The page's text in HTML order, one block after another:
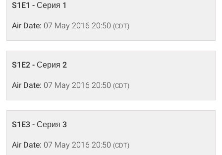
S1E1 - Серия 1
Air Date: 07 May 2016 20:50 (CDT)
S1E2 - Серия 2
Air Date: 07 May 2016 20:50 (CDT)
S1E3 - Серия 3
Air Date: 07 May 2016 20:50 (CDT)